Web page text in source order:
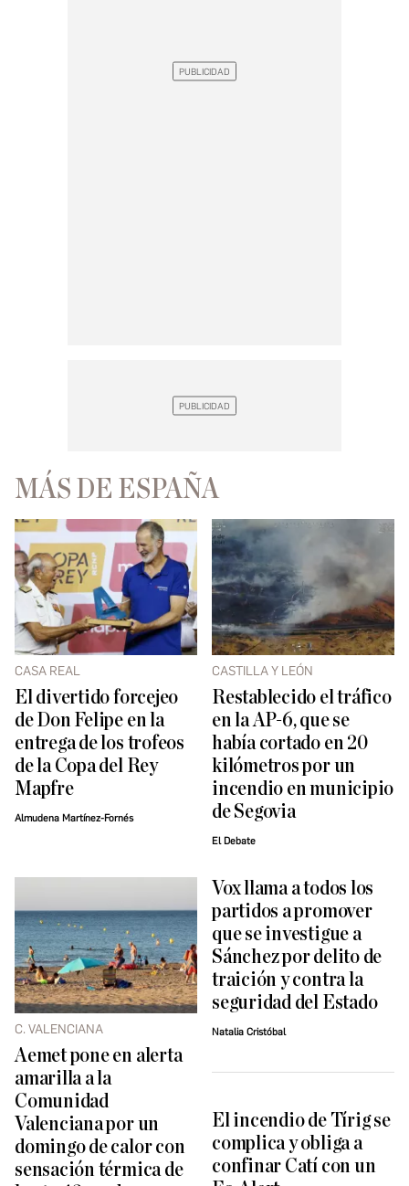
MÁS DE ESPAÑA
CASA REAL
El divertido forcejeo
de Don Felipe en la
entrega de los trofeos
de la Copa del Rey
Mapfre
Almudena Martínez-Fornés
CASTILLA Y LEÓN
Restablecido el tráfico
en la AP-6, que se
había cortado en 20
kilómetros por un
incendio en municipio
de Segovia
El Debate
C. VALENCIANA
Aemet pone en alerta
amarilla a la
Comunidad
Valenciana por un
domingo de calor con
sensación térmica de
Vox llama a todos los
partidos a promover
que se investigue a
Sánchez por delito de
traición y contra la
seguridad del Estado
Natalia Cristóbal
El incendio de Tírig se
complica y obliga a
confinar Catí con un